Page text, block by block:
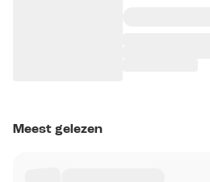
Meest gelezen